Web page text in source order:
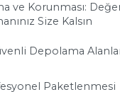
ve Korunması:
Size Kalsın
Depolama
Paketlenmesi